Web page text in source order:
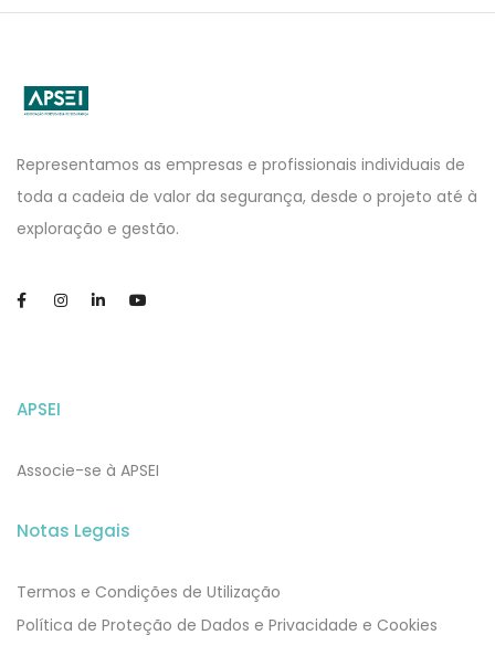
Representamos as empresas e profissionais individuais de
toda a cadeia de valor da segurança, desde o projeto até à
exploração e gestão.
APSEI
Associe-se à APSEI
Notas Legais
Termos e Condições de Utilização
​​Política de Proteção de Dados e Privacidade e Cookies